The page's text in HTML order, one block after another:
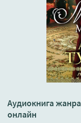
Аудиокнига жанра
онлайн